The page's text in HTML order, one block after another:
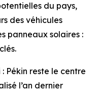
du pays,
des véhicules
panneaux solaires :
Pékin reste le centre
l’an dernier